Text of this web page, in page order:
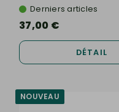
Derniers articles
37,00 €
DÉTAIL
NOUVEAU